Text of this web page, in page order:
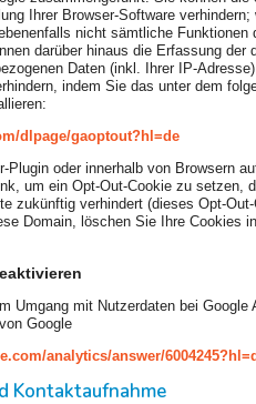
Ihrer Browser-Software
nicht sämtliche Funktionen
darüber hinaus die Erfassung der
Daten (inkl. Ihrer IP-
indem Sie das unter dem
dlpage/gaoptout?hl=de
Plugin oder innerhalb von Browsern
um ein Opt-Out-Cookie zu setzen,
zukünftig verhindert (dieses Opt-
Domain, löschen Sie Ihre Cookies
Umgang mit Nutzerdaten bei
Google
analytics/answer/
Kontaktaufnahme